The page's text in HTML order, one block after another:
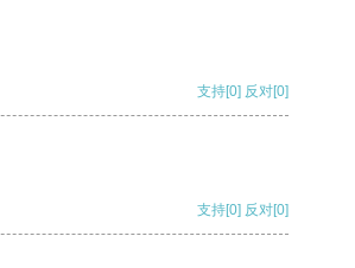
支持[0] 反对[0]
支持[0] 反对[0]